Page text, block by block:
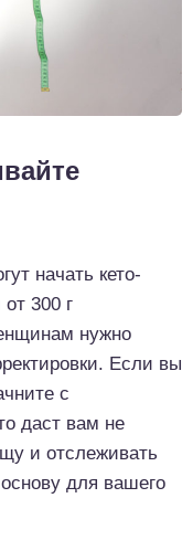
начать кето-
300 г
нужно
Если вы
с
даст вам не
и отслеживать
для вашего